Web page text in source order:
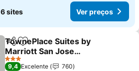
6 sites Ver preços
PartilharAdicionar aos favoritos
TownePlace Suites by
Marriott San Jose
Downtown
Ver preços
3 Estrelas
9,4 Excelente
760